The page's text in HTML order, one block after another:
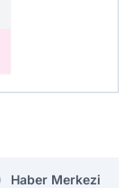
Haber Merkezi